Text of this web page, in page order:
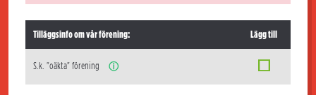
Tilläggsinfo om vår förening: Lägg till
S.k. "oäkta" förening ⓘ